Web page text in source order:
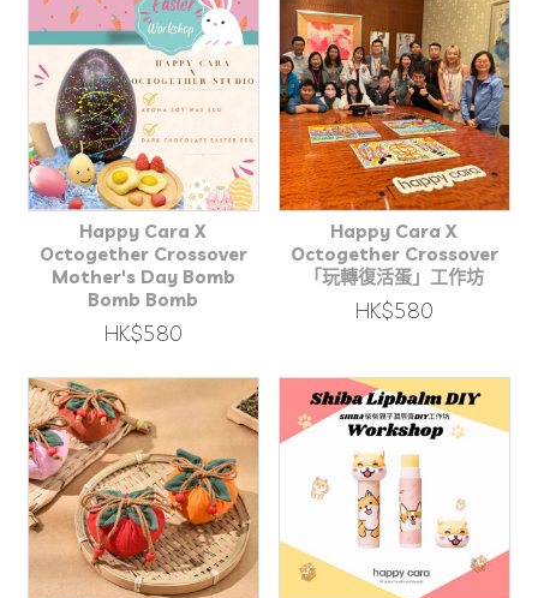
Happy Cara X
Octogether Crossover
Mother's Day Bomb
Bomb Bomb
HK$580
Happy Cara X
Octogether Crossover
「玩轉復活蛋」工作坊
HK$580